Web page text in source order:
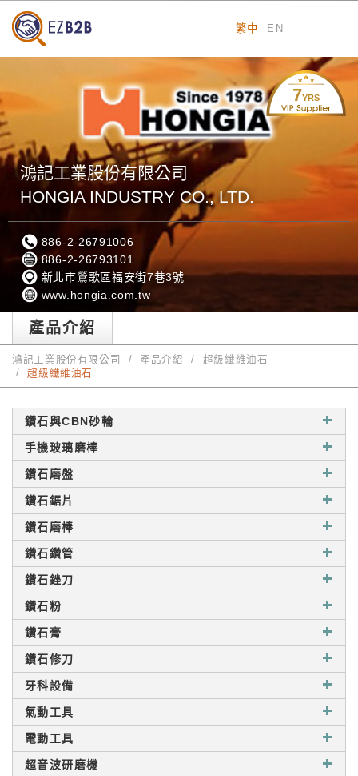
繁中 EN
7YRS
鴻記工業股份有限公司
HONGIA INDUSTRY CO., LTD.
886-2-26791006
886-2-26793101
新北市鶯歌區福安街7巷3號
www.hongia.com.tw
產品介紹
鴻記工業股份有限公司 產品介紹
超級纖維油石
超級纖維油石
鑽石與CBN砂輪
手機玻璃磨棒
鑽石磨盤
鑽石鋸片
鑽石磨棒
鑽石鑽管
鑽石銼刀
鑽石粉
鑽石膏
鑽石修刀
牙科設備
氣動工具
電動工具
超音波研磨機